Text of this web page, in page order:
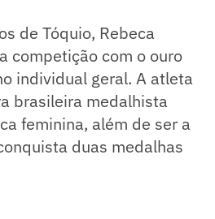
de Tóquio, Rebeca
competição com o ouro
individual geral. A atleta
brasileira medalhista
feminina, além de ser a
duas medalhas